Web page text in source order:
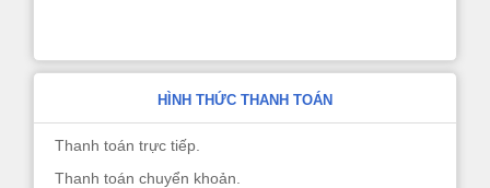
HÌNH THỨC THANH TOÁN
Thanh toán trực tiếp.
Thanh toán chuyển khoản.